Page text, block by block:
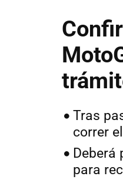
Tras
correr
para